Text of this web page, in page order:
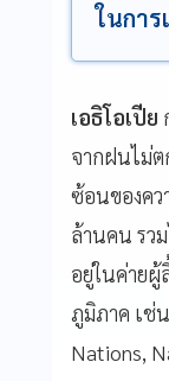
ในกา
เอธิโอเปีย
จากฝนไม่
ซ้อนของคว
ล้านคน รว
อยู่ในค่าย
ภูมิภาค เช่
Nations,